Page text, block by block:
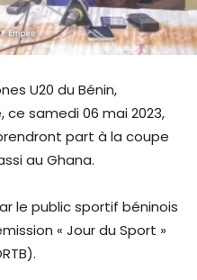
U20 du Bénin,
ce samedi 06 mai 2023,
part à la coupe
au Ghana.
le public sportif béninois
« Jour du Sport »